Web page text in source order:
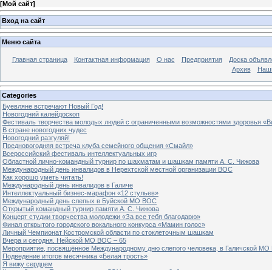
[Мой сайт]
Вход на сайт
Меню сайта
Главная страница Контактная информация О нас Предприятия
Доска
Архив
Categories
Буевляне встречают Новый Год!
Новогодний калейдоскоп
Фестиваль творчества молодых людей с ограниченными возможностями здоровья
В стране новогодних чудес
Новогодний разгуляй!
Предновогодняя встреча клуба семейного общения «Смайл»
Всероссийский фестиваль интеллектуальных игр
Областной лично-командный турнир по шахматам и шашкам памяти А. С. Чижова
Международный день инвалидов в Нерехтской местной организации ВОС
Как хорошо уметь читать!
Международный день инвалидов в Галиче
Интеллектуальный бизнес-марафон «12 стульев»
Международный день слепых в Буйской МО ВОС
Открытый командный турнир памяти А. С. Чижова
Концерт студии творчества молодежи «За все тебя благодарю»
Финал открытого городского вокального конкурса «Мамин голос»
Личный Чемпионат Костромской области по стоклеточным шашкам
Вчера и сегодня. Нейской МО ВОС – 65
Мероприятие, посвящённое Международному дню слепого человека, в Галичской
Подведение итогов месячника «Белая трость»
Я вижу сердцем